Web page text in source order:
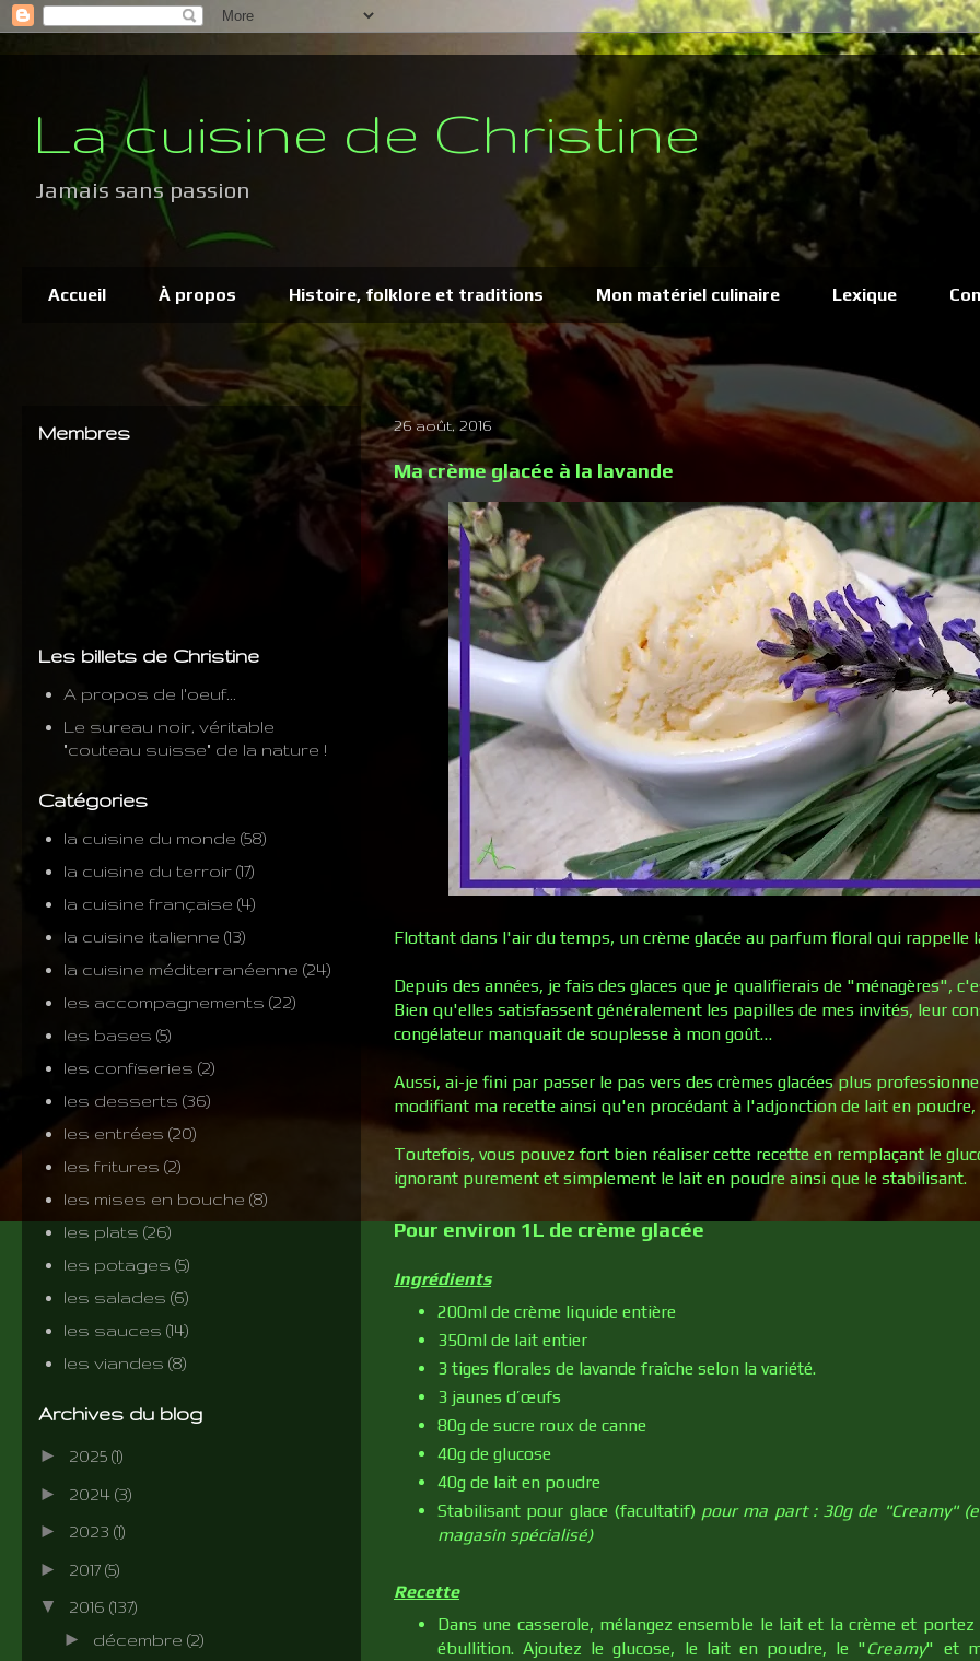
La cuisine de Christine
Jamais sans passion
Accueil À propos Histoire, folklore et traditions Mon matériel culinaire Lexique
26 août, 2016
Ma crème glacée à la lavande
Flottant dans l'air du temps, un crème glacée au parfum floral qui rappelle
Depuis des années, je fais des glaces que je qualifierais de "ménagères",
Bien qu'elles satisfassent généralement les papilles de mes invités, leur
congélateur manquait de souplesse à mon goût…
Aussi, ai-je fini par passer le pas vers des crèmes glacées plus
modifiant ma recette ainsi qu'en procédant à l'adjonction de lait en
Toutefois, vous pouvez fort bien réaliser cette recette en remplaçant le
ignorant purement et simplement le lait en poudre ainsi que le stabilisant.
Pour environ 1L de crème glacée
Ingrédients
200ml de crème liquide entière
350ml de lait entier
3 tiges florales de lavande fraîche selon la variété.
3 jaunes d’œufs
80g de sucre roux de canne
40g de glucose
40g de lait en poudre
Stabilisant pour glace (facultatif) pour ma part : 30g de "Creamy"
magasin spécialisé)
Recette
Dans une casserole, mélangez ensemble le lait et la crème et portez
ébullition. Ajoutez le glucose, le lait en poudre, le "Creamy" et
Membres
Les billets de Christine
A propos de l'oeuf...
Le sureau noir, véritable
"couteau suisse" de la nature !
Catégories
la cuisine du monde (58)
la cuisine du terroir (17)
la cuisine française (4)
la cuisine italienne (13)
la cuisine méditerranéenne (24)
les accompagnements (22)
les bases (5)
les confiseries (2)
les desserts (36)
les entrées (20)
les fritures (2)
les mises en bouche (8)
les plats (26)
les potages (5)
les salades (6)
les sauces (14)
les viandes (8)
Archives du blog
► 2025 (1)
► 2024 (3)
► 2023 (1)
► 2017 (5)
▼ 2016 (137)
► décembre (2)